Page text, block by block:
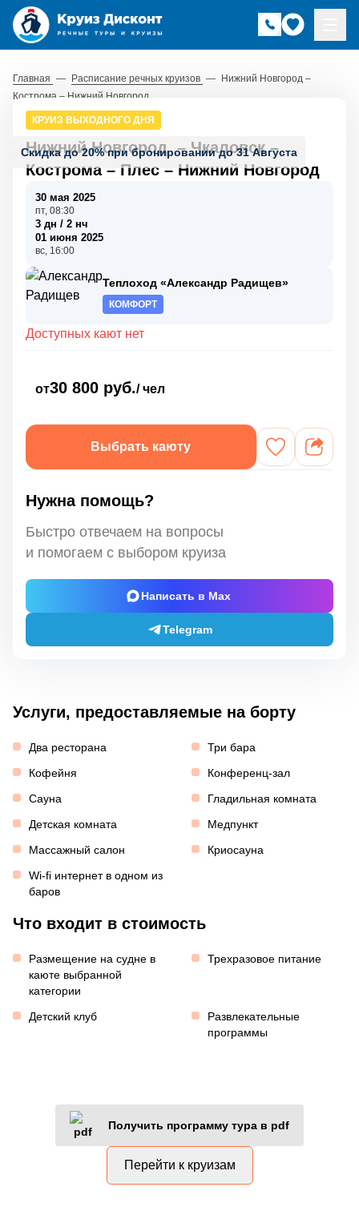
Главная — Расписание речных круизов — Нижний Новгород –
Кострома – Нижний Новгород
Скидка до 20% при бронировании до 31 Августа
КРУИЗ ВЫХОДНОГО ДНЯ
Нижний Новгород –Чкаловск–
Кострома– Плес – Нижний Новгород
30 мая 2025
пт, 08:30
3 дн / 2 нч
01 июня 2025
вс, 16:00
Теплоход «Александр Радищев»
КОМФОРТ
Доступных кают нет
от30 800 руб./ чел
Выбрать каюту
Нужна помощь?
Быстро отвечаем на вопросы
и помогаем с выбором круиза
Написать в Max
Telegram
Услуги, предоставляемые на борту
Два ресторана
Три бара
Кофейня
Конференц-зал
Сауна
Гладильная комната
Детская комната
Медпункт
Массажный салон
Криосауна
Wi-fi интернет в одном из
баров
Что входит в стоимость
Размещение на судне в
каюте выбранной
категории
Трехразовое питание
Детский клуб
Развлекательные
программы
Получить программу тура в pdf
Перейти к круизам